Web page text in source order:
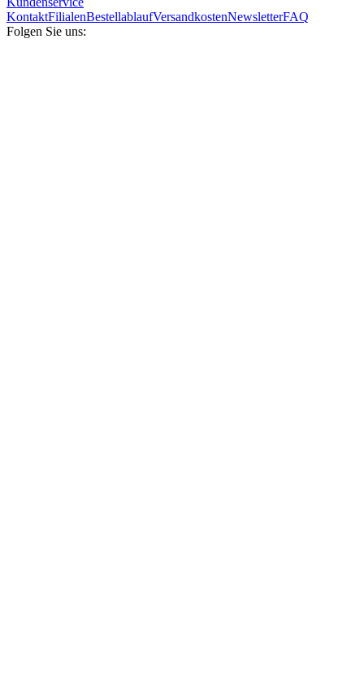
KontaktFilialenBestellablaufVersandkostenNewsletterFAQ
Folgen Sie uns: